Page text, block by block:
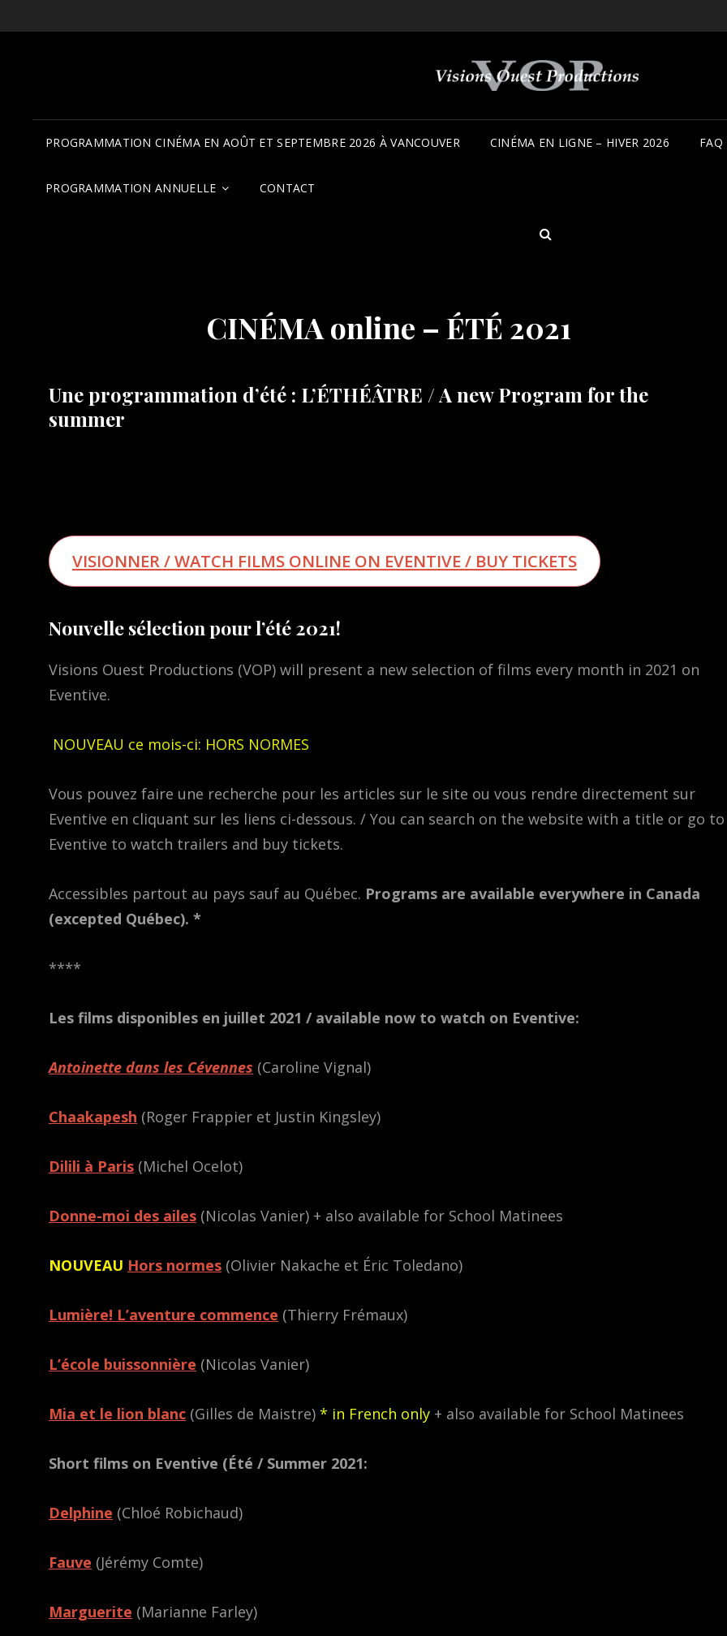
PROGRAMMATION CINÉMA EN AOÛT ET SEPTEMBRE 2026 À VANCOUVER CINÉMA EN LIGNE – HIVER 2026 FAQ
PROGRAMMATION ANNUELLE CONTACT
SEARCH
CINÉMA online – ÉTÉ 2021
Une programmation d’été : L’ÉTHÉÂTRE / A new Program for the
summer
VISIONNER / WATCH FILMS ONLINE ON EVENTIVE / BUY TICKETS
Nouvelle sélection pour l’été 2021!
Visions Ouest Productions (VOP) will present a new selection of films every month in 2021 on
Eventive.
NOUVEAU ce mois-ci: HORS NORMES
Vous pouvez faire une recherche pour les articles sur le site ou vous rendre directement sur
Eventive en cliquant sur les liens ci-dessous. / You can search on the website with a title or go to
Eventive to watch trailers and buy tickets.
Accessibles partout au pays sauf au Québec. Programs are available everywhere in Canada
(excepted Québec). *
****
Les films disponibles en juillet 2021 / available now to watch on Eventive:
Antoinette dans les Cévennes (Caroline Vignal)
Chaakapesh (Roger Frappier et Justin Kingsley)
Dilili à Paris (Michel Ocelot)
Donne-moi des ailes (Nicolas Vanier) + also available for School Matinees
NOUVEAU Hors normes (Olivier Nakache et Éric Toledano)
Lumière! L’aventure commence (Thierry Frémaux)
L’école buissonnière (Nicolas Vanier)
Mia et le lion blanc (Gilles de Maistre) * in French only + also available for School Matinees
Short films on Eventive (Été / Summer 2021:
Delphine (Chloé Robichaud)
Fauve (Jérémy Comte)
Marguerite (Marianne Farley)